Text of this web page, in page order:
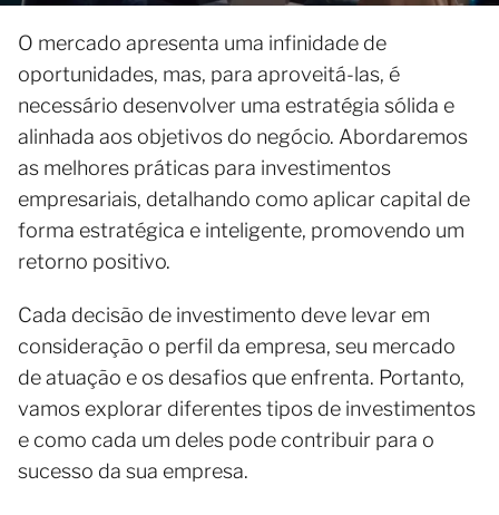
O mercado apresenta uma infinidade de
oportunidades, mas, para aproveitá-las, é
necessário desenvolver uma estratégia sólida e
alinhada aos objetivos do negócio. Abordaremos
as melhores práticas para investimentos
empresariais, detalhando como aplicar capital de
forma estratégica e inteligente, promovendo um
retorno positivo.
Cada decisão de investimento deve levar em
consideração o perfil da empresa, seu mercado
de atuação e os desafios que enfrenta. Portanto,
vamos explorar diferentes tipos de investimentos
e como cada um deles pode contribuir para o
sucesso da sua empresa.